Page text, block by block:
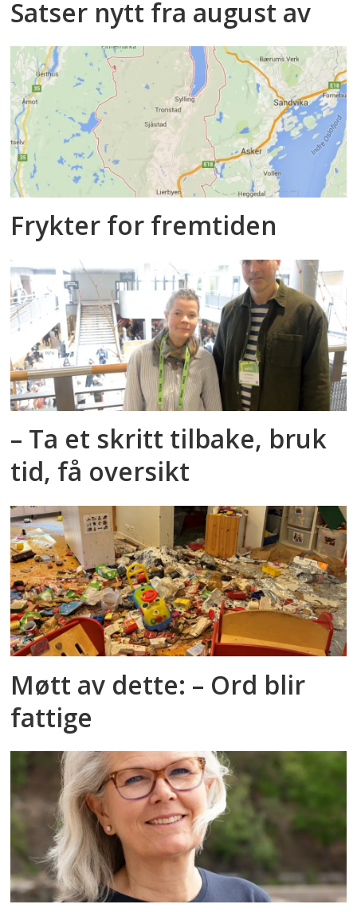
Satser nytt fra august av
Frykter for fremtiden
– Ta et skritt tilbake, bruk
tid, få oversikt
Møtt av dette: – Ord blir
fattige